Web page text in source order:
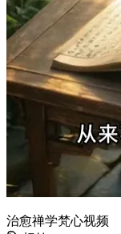
治愈禅学梵心视频